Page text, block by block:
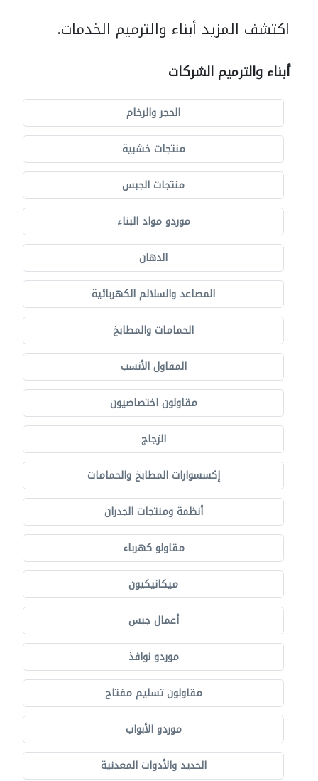
اكتشف المزيد أبناء والترميم الخدمات.
أبناء والترميم الشركات
الحجر والرخام
منتجات خشبية
منتجات الجبس
موردو مواد البناء
الدهان
المصاعد والسلالم الكهربائية
الحمامات والمطابخ
المقاول الأنسب
مقاولون اختصاصيون
الزجاج
إكسسوارات المطابخ والحمامات
أنظمة ومنتجات الجدران
مقاولو كهرباء
ميكانيكيون
أعمال جبس
موردو نوافذ
مقاولون تسليم مفتاح
موردو الأبواب
الحديد والأدوات المعدنية